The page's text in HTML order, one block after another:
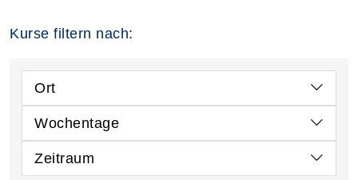
Kurse filtern nach:
Ort
Wochentage
Zeitraum